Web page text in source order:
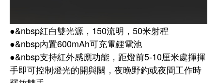
●&nbsp紅白雙光源，150流明，50米射程
●&nbsp內置600mAh可充電鋰電池
●&nbsp支持紅外感應功能，距燈前5-10厘米處揮揮
手即可控制燈光的開與關，夜晚野釣或夜間工作時